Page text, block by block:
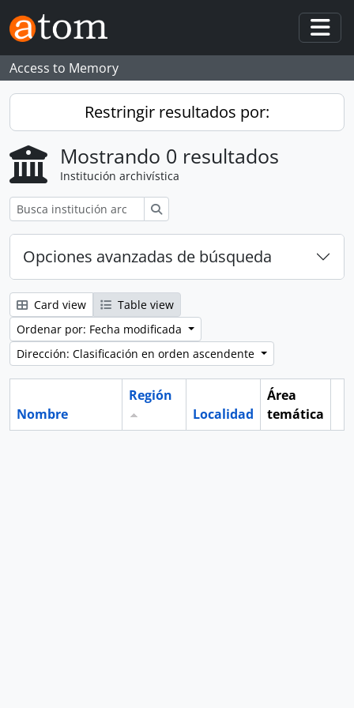
Skip to main content
Access to Memory
Restringir resultados por:
Mostrando 0 resultados
Institución archivística
Opciones avanzadas de búsqueda
Card view
Table view
Ordenar por: Fecha modificada
Dirección: Clasificación en orden ascendente
Nombre
Región
Localidad
Área
temática